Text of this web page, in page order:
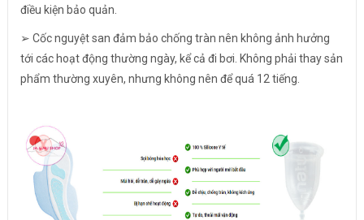
điều kiện bảo quản.
➢ Cốc nguyệt san đảm bảo chống tràn nên không ảnh hưởng
tới các hoạt động thường ngày, kể cả đi bơi. Không phải thay sản
phẩm thường xuyên, nhưng không nên để quá 12 tiếng.